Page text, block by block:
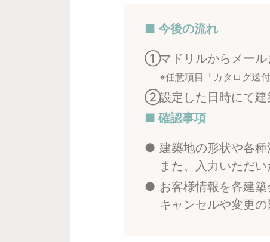
■ 今後の流れ
①マドリルからメール
※任意項目「カタログ送
②設定した日時にて建
■ 確認事項
● 建築地の形状や各種
また、入力いただ
● お客様情報を各建
キャンセルや変更の